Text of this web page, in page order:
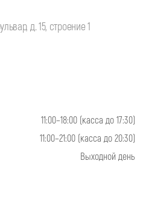
д. 15, строение 1
11:00–18:00 (касса до 17:30)
11:00–21:00 (касса до 20:30)
Выходной день